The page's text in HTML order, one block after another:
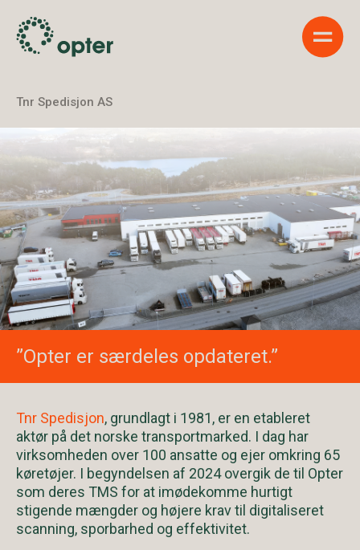
Show
Tnr Spedisjon AS
”Opter er særdeles opdateret.”
Tnr Spedisjon, grundlagt i 1981, er en etableret
aktør på det norske transportmarked. I dag har
virksomheden over 100 ansatte og ejer omkring 65
køretøjer. I begyndelsen af 2024 overgik de til Opter
som deres TMS for at imødekomme hurtigt
stigende mængder og højere krav til digitaliseret
scanning, sporbarhed og effektivitet.